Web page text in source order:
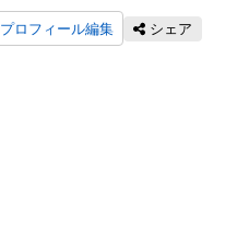
プロフィール編集 シェア